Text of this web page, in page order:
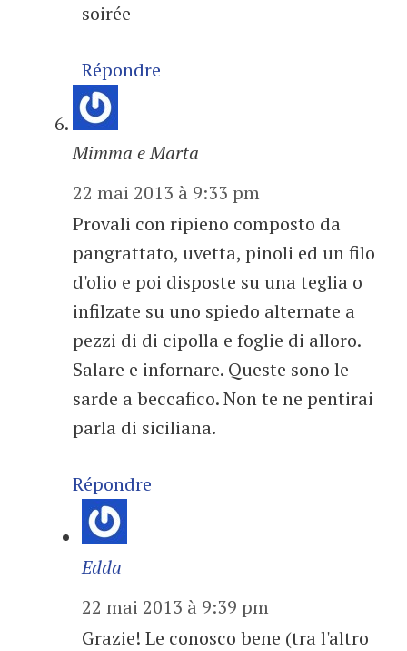
soirée
Répondre
Mimma e Marta
22 mai 2013 à 9:33 pm
Provali con ripieno composto da
pangrattato, uvetta, pinoli ed un filo
d'olio e poi disposte su una teglia o
infilzate su uno spiedo alternate a
pezzi di di cipolla e foglie di alloro.
Salare e infornare. Queste sono le
sarde a beccafico. Non te ne pentirai
parla di siciliana.
Répondre
Edda
22 mai 2013 à 9:39 pm
Grazie! Le conosco bene (tra l'altro